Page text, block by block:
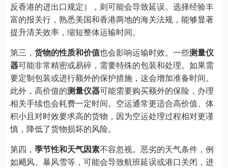
反香港的进出口规定），则可能会导致延误。选择经验丰
富的报关行，熟悉美国和香港两地的海关法规，能够显著
提升清关效率，缩短整体运输时间。
第三， 货物的性质和价值也会影响运输时效。一些测量仪
器可能非常精密或易碎，需要特殊的包装和处理。如果需
要定制包装或进行额外的保护措施，这会增加准备时间。
此外，高价值的测量仪器可能需要购买额外的保险，办理
相关手续也会耗费一定时间。空运通常更适合高价值、体
积小且对时效要求高的货物，因为空运处理过程相对更谨
慎，降低了货物损坏的风险。
第四， 季节性和天气因素不容忽视。恶劣的天气条件，例
如飓风、暴风雪等，可能会导致航班延误或港口关闭，进